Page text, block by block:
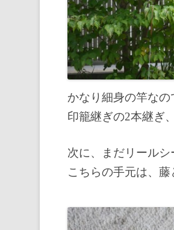
かなり細身の竿なの
印籠継ぎの2本継ぎ
次に、まだリールシ
こちらの手元は、藤